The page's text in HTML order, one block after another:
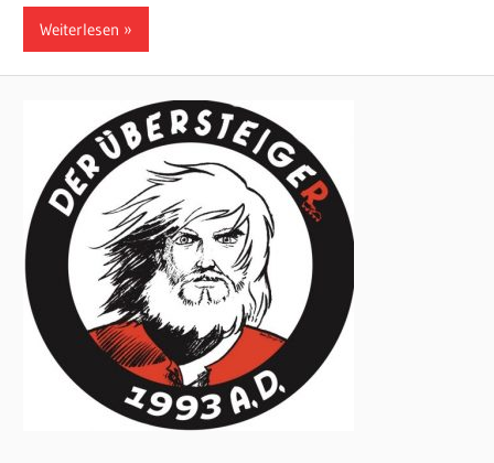
Weiterlesen